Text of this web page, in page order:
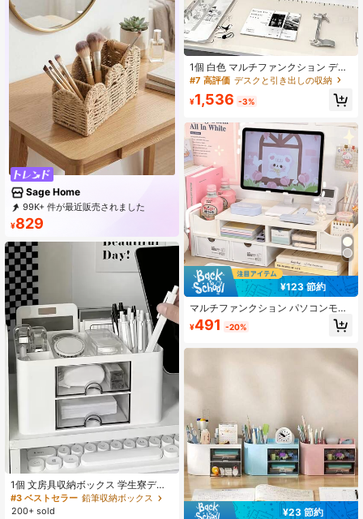
Sage Home
99K+ 件が最近販売されました
25K+ 回数目のご購入
19K サブスクリプション
¥829
1個 文房具収納ボックス 学生寮デス
ク ペンホルダー 引き出し式オーガナ
イザー テープディスペンサー ラック
#3 ベストセラー 鉛筆収納ボックス
200+ sold
1個 白色 マルチファンクション デス
クトップコンピューターモニタース
タンド、ノートパソコンスタンド、
多層ドーム収納ラック、デスクトッ
トップコンピューターオフィススタ
ンド、ドーム化粧品収納ボックス、
収納キャビネット
#7 高評価 デスクと引き出しの収納
¥1,536 -3%
¥123 節約
マルチファンクション パソコンモニ
タースタンド、デスクドロワー収納
オーガナイザー、オフィスデスクト
¥491 -20%
¥23 節約